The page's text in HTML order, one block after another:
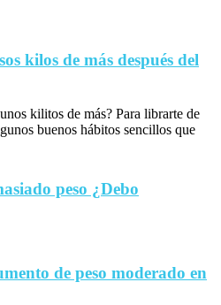
kilos de más después del
kilitos de más? Para librarte de
buenos hábitos sencillos que
peso ¿Debo
de peso moderado en